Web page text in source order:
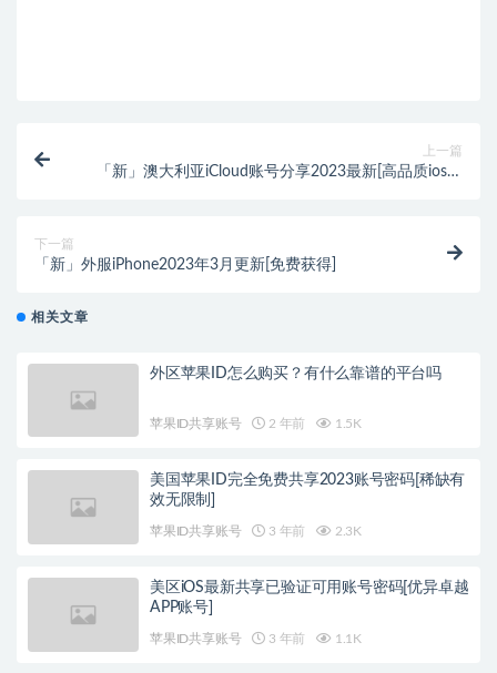
上一篇
「新」澳大利亚iCloud账号分享2023最新[高品质ios账
下一篇
「新」外服iPhone2023年3月更新[免费获得]
相关文章
外区苹果ID怎么购买？有什么靠谱的平台吗
苹果ID共享账号 2 年前 1.5K
美国苹果ID完全免费共享2023账号密码[稀缺有
效无限制]
苹果ID共享账号 3 年前 2.3K
美区iOS最新共享已验证可用账号密码[优异卓越
APP账号]
苹果ID共享账号 3 年前 1.1K